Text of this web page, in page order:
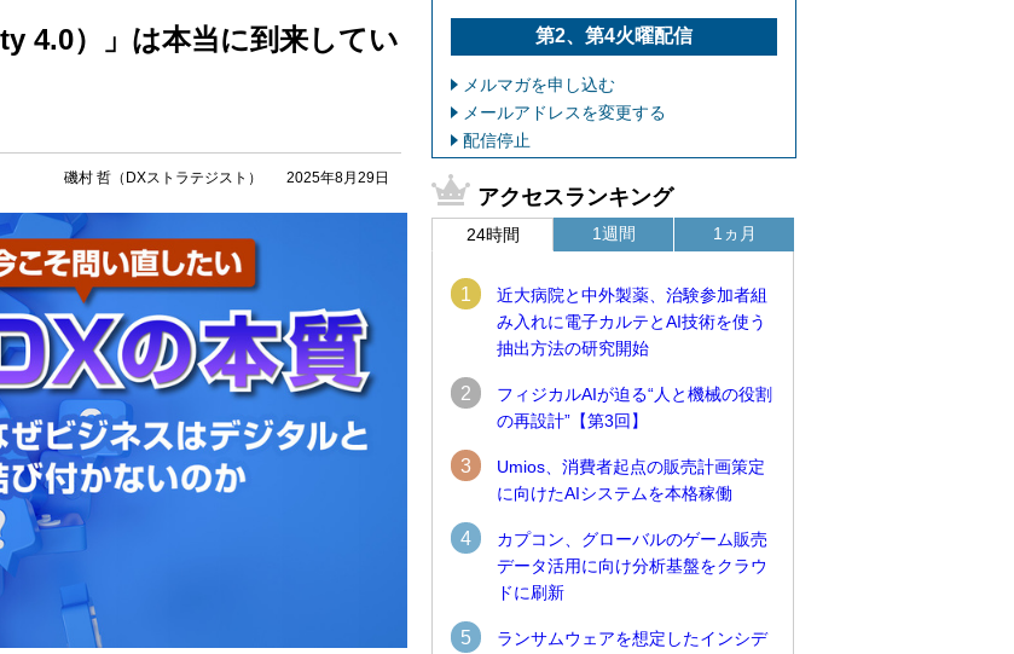
4.0）」は本当に到来してい
磯村 哲（DXストラテジスト） 2025年8月29日
第2、第4火曜配信
メルマガを申し込む
メールアドレスを変更する
配信停止
アクセスランキング
24時間
1
近大病院と中外製薬、治験参加者組
み入れに電子カルテとAI技術を使う
抽出方法の研究開始
2
フィジカルAIが迫る“人と機械の役割
の再設計”【第3回】
3
Umios、消費者起点の販売計画策定
に向けたAIシステムを本格稼働
4
カプコン、グローバルのゲーム販売
データ活用に向け分析基盤をクラウ
ドに刷新
5
ランサムウェアを想定したインシデ
1週間 1ヵ月